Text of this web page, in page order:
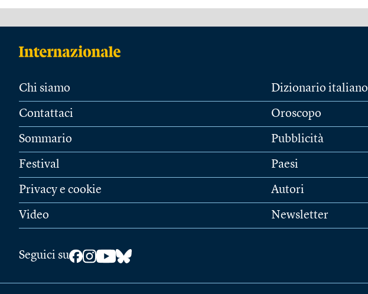
Chi siamo
Contattaci
Sommario
Festival
Privacy e cookie
Video
Dizionario italiano
Oroscopo
Pubblicità
Paesi
Autori
Newsletter
Seguici su